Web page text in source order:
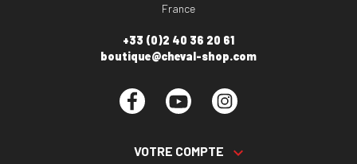
France
+33 (0)2 40 36 20 61
boutique@cheval-shop.com
Facebook YouTube
VOTRE COMPTE 